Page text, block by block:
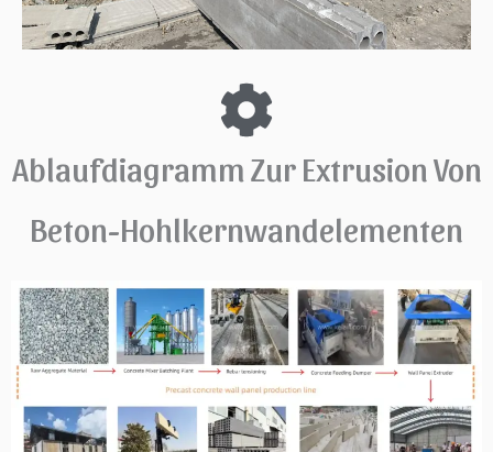
Ablaufdiagramm Zur Extrusion Von
Beton-Hohlkernwandelementen